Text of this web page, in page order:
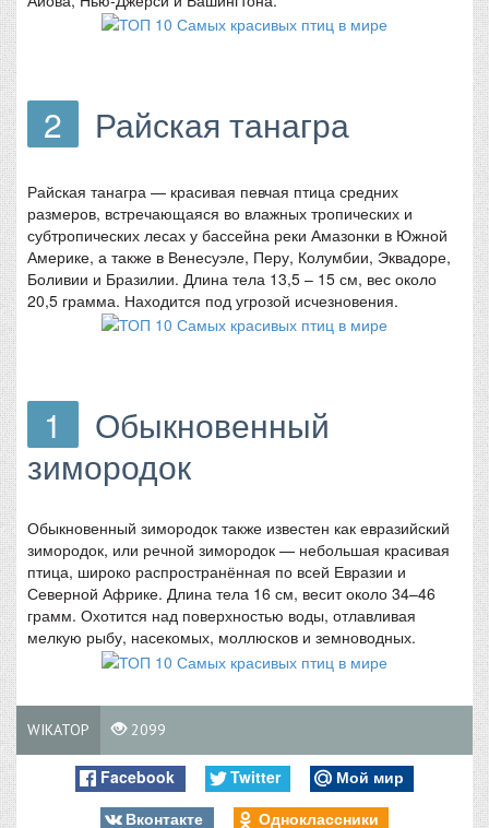
2 Райская танагра
Райская танагра — красивая певчая птица средних
размеров, встречающаяся во влажных тропических и
субтропических лесах у бассейна реки Амазонки в Южной
Америке, а также в Венесуэле, Перу, Колумбии, Эквадоре,
Боливии и Бразилии. Длина тела 13,5 – 15 см, вес около
20,5 грамма. Находится под угрозой исчезновения.
1
Обыкновенный
зимородок
Обыкновенный зимородок также известен как евразийский
зимородок, или речной зимородок — небольшая красивая
птица, широко распространённая по всей Евразии и
Северной Африке. Длина тела 16 см, весит около 34–46
грамм. Охотится над поверхностью воды, отлавливая
мелкую рыбу, насекомых, моллюсков и земноводных.
WIKATOP 2099
Facebook Twitter
Мой мир
Вконтакте
Одноклассники